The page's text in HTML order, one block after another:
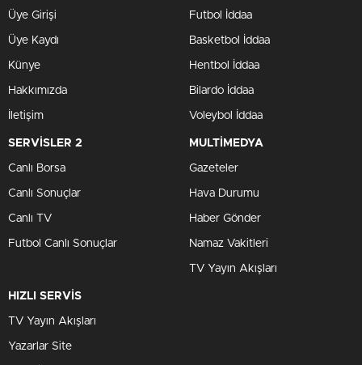
Üye Girişi
Üye Kaydı
Künye
Hakkımızda
İletişim
Futbol İddaa
Basketbol İddaa
Hentbol İddaa
Bilardo İddaa
Voleybol İddaa
SERVİSLER 2
Canlı Borsa
Canlı Sonuçlar
Canlı TV
Futbol Canlı Sonuçlar
MULTİMEDYA
Gazeteler
Hava Durumu
Haber Gönder
Namaz Vakitleri
TV Yayın Akışları
HIZLI SERVİS
TV Yayın Akışları
Yazarlar Site